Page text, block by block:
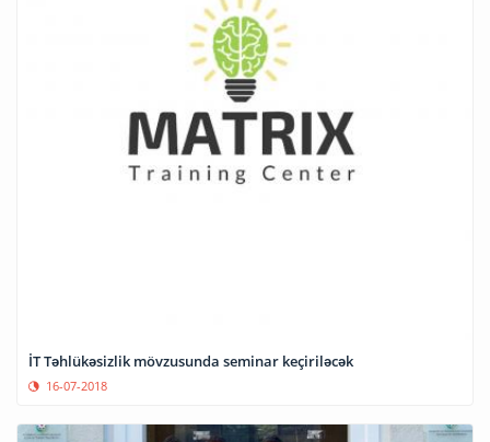
İT Təhlükəsizlik mövzusunda seminar keçiriləcək
16-07-2018